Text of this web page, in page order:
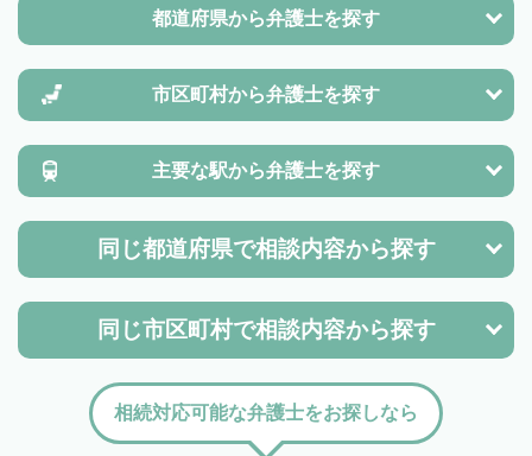
都道府県から弁護士を探す
市区町村から弁護士を探す
主要な駅から弁護士を探す
同じ都道府県で相談内容から探す
同じ市区町村で相談内容から探す
相続対応可能な弁護士をお探しなら